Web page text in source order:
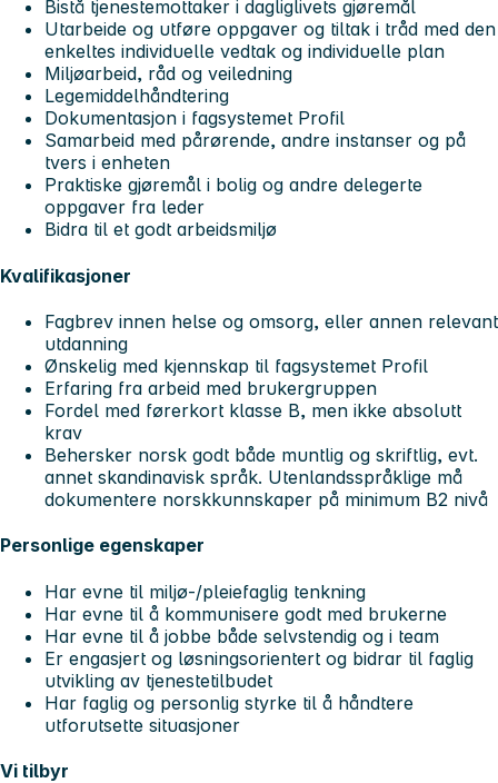
Bistå tjenestemottaker i dagliglivets gjøremål
Utarbeide og utføre oppgaver og tiltak i tråd med den
enkeltes individuelle vedtak og individuelle plan
Miljøarbeid, råd og veiledning
Legemiddelhåndtering
Dokumentasjon i fagsystemet Profil
Samarbeid med pårørende, andre instanser og på
tvers i enheten
Praktiske gjøremål i bolig og andre delegerte
oppgaver fra leder
Bidra til et godt arbeidsmiljø
Kvalifikasjoner
Fagbrev innen helse og omsorg, eller annen relevant
utdanning
Ønskelig med kjennskap til fagsystemet Profil
Erfaring fra arbeid med brukergruppen
Fordel med førerkort klasse B, men ikke absolutt
krav
Behersker norsk godt både muntlig og skriftlig, evt.
annet skandinavisk språk. Utenlandsspråklige må
dokumentere norskkunnskaper på minimum B2 nivå
Personlige egenskaper
Har evne til miljø-/pleiefaglig tenkning
Har evne til å kommunisere godt med brukerne
Har evne til å jobbe både selvstendig og i team
Er engasjert og løsningsorientert og bidrar til faglig
utvikling av tjenestetilbudet
Har faglig og personlig styrke til å håndtere
utforutsette situasjoner
Vi tilbyr